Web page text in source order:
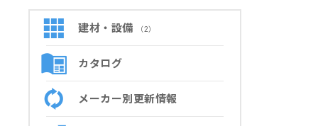
建材・設備 （2）
カタログ
メーカー別更新情報